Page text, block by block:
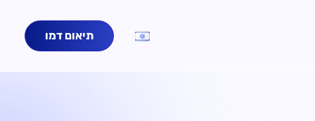
תיאום דמו